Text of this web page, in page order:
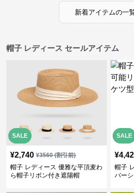
新着アイテムの一
帽子 レディース セールアイテム
SALE
¥2,740 ¥3560(割引前)
帽子 レディース 優雅な平頂麦わ
ら帽子リボン付き遮陽帽
SALE
¥
帽子
バー